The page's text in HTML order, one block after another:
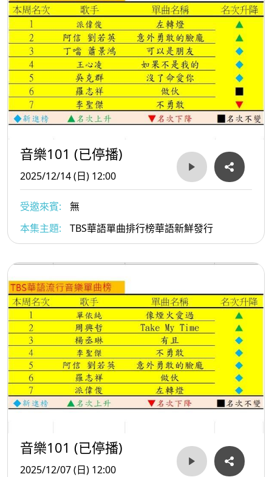
音樂101 (已停播)
2025/12/14 (日) 12:00
受邀來賓:
無
本集主題:
TBS華語單曲排行榜華語新鮮發行
音樂101 (已停播)
2025/12/07 (日) 12:00